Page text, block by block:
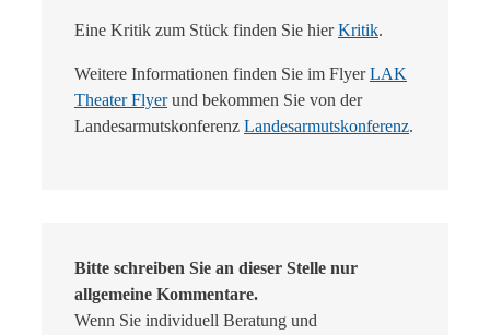
Eine Kritik zum Stück finden Sie hierKritik.
Weitere Informationen finden Sie im FlyerLAK
Theater Flyerund bekommen Sie von der
Landesarmutskonferenz Landesarmutskonferenz.
Bitte schreiben Sie an dieser Stelle nur
allgemeine Kommentare.
Wenn Sie individuell Beratung und